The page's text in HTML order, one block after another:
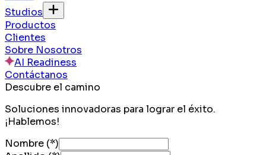
Studios
Productos
Clientes
Sobre Nosotros
AI Readiness
Contáctanos
Descubre el camino
Soluciones innovadoras para lograr el éxito.
¡Hablemos!
Nombre (*)